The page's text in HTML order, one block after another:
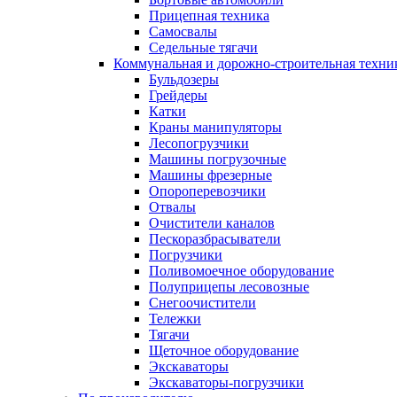
Прицепная техника
Самосвалы
Седельные тягачи
Коммунальная и дорожно-строительная
Бульдозеры
Грейдеры
Катки
Краны манипуляторы
Лесопогрузчики
Машины погрузочные
Машины фрезерные
Опороперевозчики
Отвалы
Очистители каналов
Пескоразбрасыватели
Погрузчики
Поливомоечное оборудование
Полуприцепы лесовозные
Снегоочистители
Тележки
Тягачи
Щеточное оборудование
Экскаваторы
Экскаваторы-погрузчики